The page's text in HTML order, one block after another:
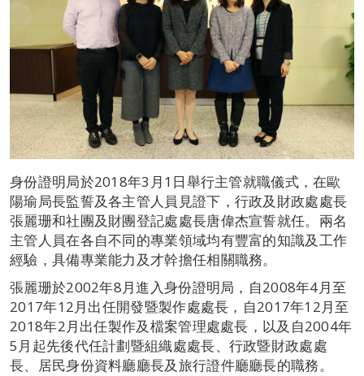
身份證明局於2018年3月1日舉行主管就職儀式，在歐
陽瑜局長監誓及各主管人員見證下，行政及財政處處長
張麗珊和社團及財團登記處處長唐偉杰宣誓就任。兩名
主管人員在各自不同的專業領域均有豐富的知識及工作
經驗，具備專業能力及才幹擔任相關職務。
張麗珊於2002年8月進入身份證明局，自2008年4月至
2017年12月出任開發暨製作處處長，自2017年12月至
2018年2月出任製作及檔案管理處處長，以及自2004年
5月起先後代任計劃暨組織處處長、行政暨財政處處
長、居民身份資料廳廳長及旅行證件廳廳長的職務。